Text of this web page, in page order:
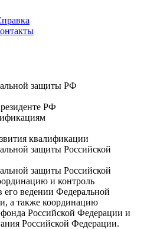
защиты РФ
РФ
квалификации
защиты Российской
защиты Российской
и контроль
его ведении Федеральной
а также координацию
Российской Федерации и
Российской Федерации.